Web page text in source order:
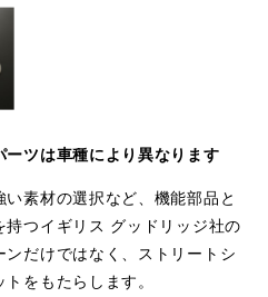
ツは車種により異なります
素材の選択など、機能部品と
持つイギリス グッドリッジ社の
だけではなく、ストリートシ
をもたらします。